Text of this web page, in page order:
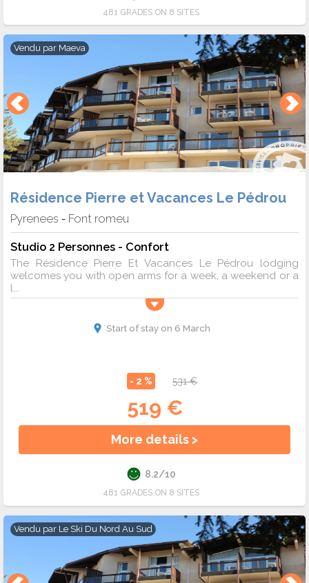
481 GRADES ON 8 SITES
Vendu par Maeva
Résidence Pierre et Vacances Le Pédrou
Pyrenees - Font romeu
Studio 2 Personnes - Confort
The Résidence Pierre Et Vacances Le Pédrou lodging
welcomes you with open arms for a week, a weekend or a
l...
Start of stay on 6 March
- 2 % 531 €
519 €
More details >
8.2/10
481 GRADES ON 8 SITES
Vendu par Le Ski Du Nord Au Sud